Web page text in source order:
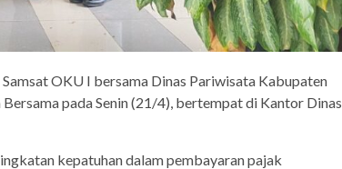
OKU I bersama Dinas Pariwisata Kabupaten
pada Senin (21/4), bertempat di Kantor Dinas
kepatuhan dalam pembayaran pajak